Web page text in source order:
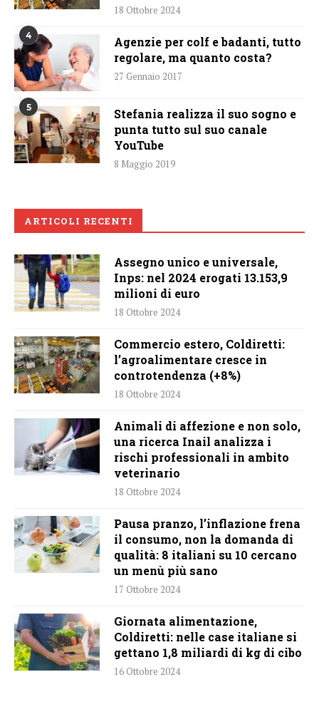
18 Ottobre 2024
4
Agenzie per colf e badanti, tutto
regolare, ma quanto costa?
27 Gennaio 2017
5
Stefania realizza il suo sogno e
punta tutto sul suo canale
YouTube
8 Maggio 2019
ARTICOLI RECENTI
Assegno unico e universale,
Inps: nel 2024 erogati 13.153,9
milioni di euro
18 Ottobre 2024
Commercio estero, Coldiretti:
l’agroalimentare cresce in
controtendenza (+8%)
18 Ottobre 2024
Animali di affezione e non solo,
una ricerca Inail analizza i
rischi professionali in ambito
veterinario
18 Ottobre 2024
Pausa pranzo, l’inflazione frena
il consumo, non la domanda di
qualità: 8 italiani su 10 cercano
un menù più sano
17 Ottobre 2024
Giornata alimentazione,
Coldiretti: nelle case italiane si
gettano 1,8 miliardi di kg di cibo
16 Ottobre 2024